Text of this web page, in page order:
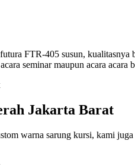
FTR-405 susun,
seminar maupun acara acara
Jakarta Barat
warna sarung kursi, kami